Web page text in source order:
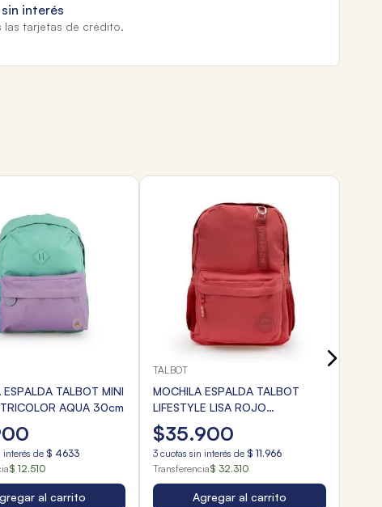
interés
las tarjetas de crédito.
ESPALDA TALBOT MINI
AQUA 30cm
interés de $ 4633
$ 12.510
al carrito
TALBOT
MOCHILA ESPALDA TALBOT
LIFESTYLE LISA ROJO
PROFUNDO 40cm
$35.900
3 cuotas sin interés de $ 11.966
Transferencia$ 32.310
Agregar al carrito